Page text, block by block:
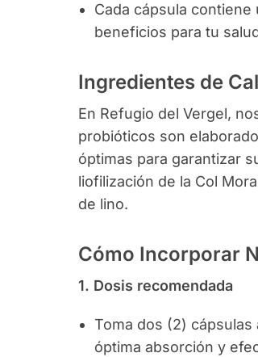
Cada cápsula
beneficios para tu
Ingredientes de
En Refugio del Vergel,
probióticos son
óptimas para garantizar
liofilización de la Col
de lino.
Cómo Incorporar
1. Dosis recomendada
Toma dos (2) cápsulas
óptima absorción y